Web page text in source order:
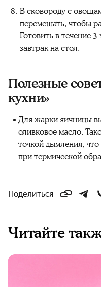
В сковороду с
перемешать, чтобы
Готовить в течение
завтрак на стол.
Полезные
кухни»
Для жарки яичницы
оливковое масло.
точкой дымления,
при термической
Поделиться
Читайте